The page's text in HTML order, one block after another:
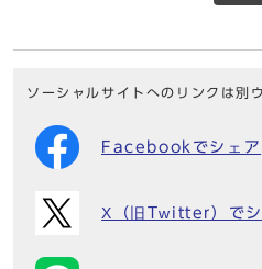
ソーシャルサイトへのリンクは別
Facebookでシェア
X（旧Twitter）でシ